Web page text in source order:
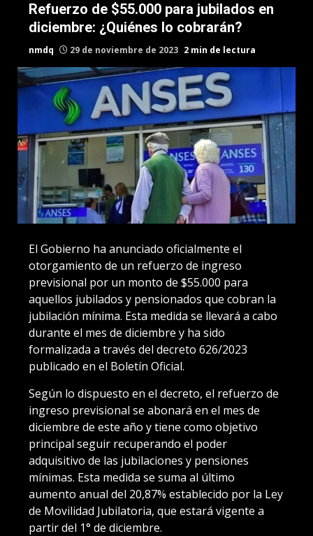
Refuerzo de $55.000 para jubilados en
diciembre: ¿Quiénes lo cobrarán?
nmdq 29 de noviembre de 2023 2 min de lectura
El Gobierno ha anunciado oficialmente el
otorgamiento de un refuerzo de ingreso
previsional por un monto de $55.000 para
aquellos jubilados y pensionados que cobran la
jubilación mínima. Esta medida se llevará a cabo
durante el mes de diciembre y ha sido
formalizada a través del decreto 626/2023
publicado en el Boletín Oficial.
Según lo dispuesto en el decreto, el refuerzo de
ingreso previsional se abonará en el mes de
diciembre de este año y tiene como objetivo
principal seguir recuperando el poder
adquisitivo de las jubilaciones y pensiones
mínimas. Esta medida se suma al último
aumento anual del 20,87% establecido por la Ley
de Movilidad Jubilatoria, que estará vigente a
partir del 1° de diciembre.